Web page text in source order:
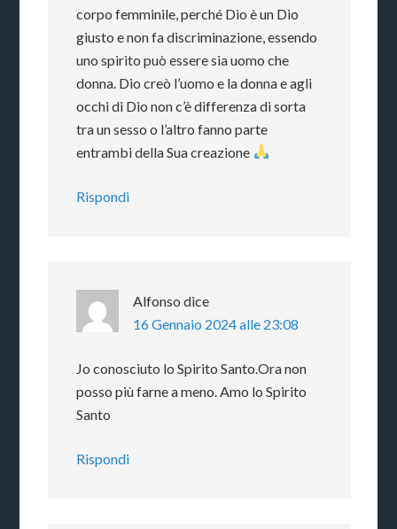
corpo femminile, perché Dio è un Dio
giusto e non fa discriminazione, essendo
uno spirito può essere sia uomo che
donna. Dio creò l’uomo e la donna e agli
occhi di Dio non c’è differenza di sorta
tra un sesso o l’altro fanno parte
entrambi della Sua creazione
Rispondi
Alfonso dice
16 Gennaio 2024 alle 23:08
Jo conosciuto lo Spirito Santo.Ora non
posso più farne a meno. Amo lo Spirito
Santo
Rispondi